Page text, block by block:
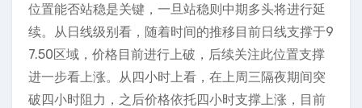
位置能否站稳是关键，一旦站稳则中期多头将进行延
续。从日线级别看，随着时间的推移目前日线支撑于9
7.50区域，价格目前进行上破，后续关注此位置支撑
进一步看上涨。从四小时上看，在上周三隔夜期间突
破四小时阻力，之后价格依托四小时支撑上涨，目前